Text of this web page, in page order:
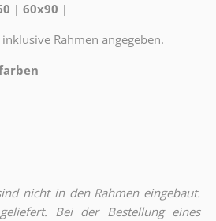
| 60x90 |
Rahmen angegeben.
nicht in den Rahmen eingebaut.
Bei der Bestellung eines